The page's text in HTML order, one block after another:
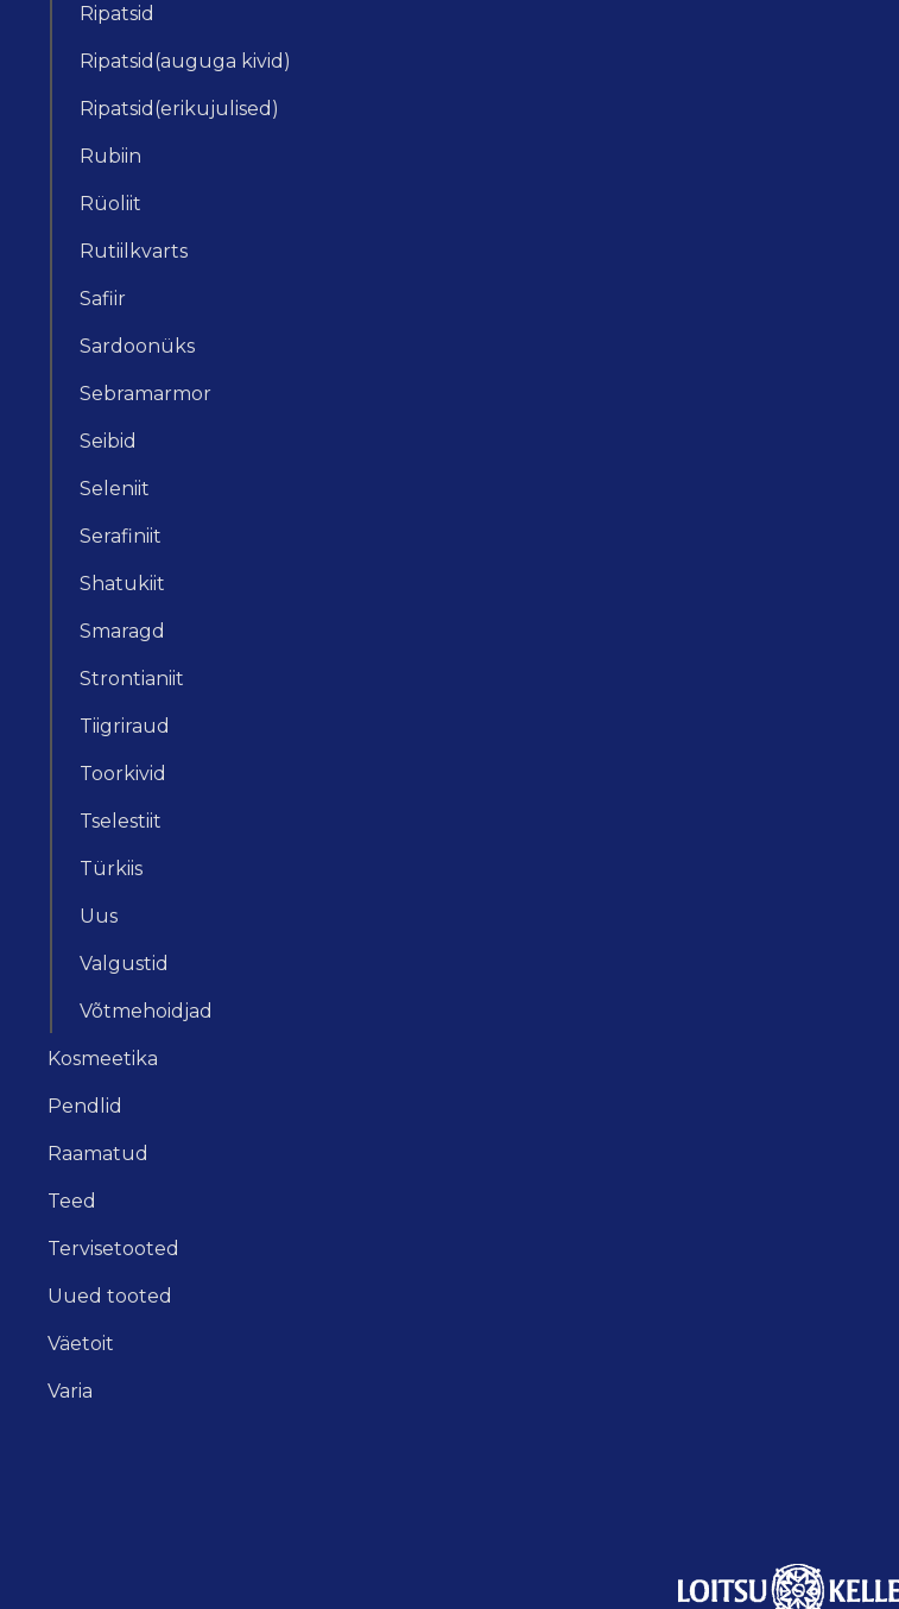
Ripatsid
Ripatsid(auguga kivid)
Ripatsid(erikujulised)
Rubiin
Rüoliit
Rutiilkvarts
Safiir
Sardoonüks
Sebramarmor
Seibid
Seleniit
Serafiniit
Shatukiit
Smaragd
Strontianiit
Tiigriraud
Toorkivid
Tselestiit
Türkiis
Uus
Valgustid
Võtmehoidjad
Kosmeetika
Pendlid
Raamatud
Teed
Tervisetooted
Uued tooted
Väetoit
Varia